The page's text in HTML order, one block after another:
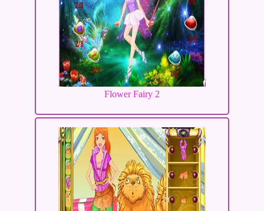
Flower Fairy 2